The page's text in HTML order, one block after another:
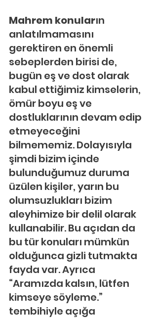
Mahrem konuların
anlatılmamasını
gerektiren en önemli
sebeplerden birisi de,
bugün eş ve dost olarak
kabul ettiğimiz kimselerin,
ömür boyu eş ve
dostluklarının devam edip
etmeyeceğini
bilmememiz. Dolayısıyla
şimdi bizim içinde
bulunduğumuz duruma
üzülen kişiler, yarın bu
olumsuzlukları bizim
aleyhimize bir delil olarak
kullanabilir. Bu açıdan da
bu tür konuları mümkün
olduğunca gizli tutmakta
fayda var. Ayrıca
“Aramızda kalsın, lütfen
kimseye söyleme.”
tembihiyle açığa